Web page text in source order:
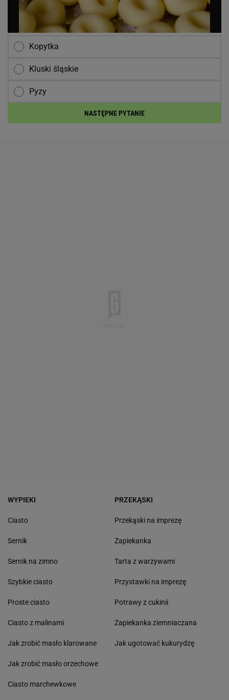
Kopytka
Kluski śląskie
Pyzy
NASTĘPNE PYTANIE
WYPIEKI
Ciasto
Sernik
Sernik na zimno
Szybkie ciasto
Proste ciasto
Ciasto z malinami
Jak zrobić masło klarowane
Jak zrobić masło orzechowe
Ciasto marchewkowe
PRZEKĄSKI
Przekąski na imprezę
Zapiekanka
Tarta z warzywami
Przystawki na imprezę
Potrawy z cukinii
Zapiekanka ziemniaczana
Jak ugotować kukurydzę